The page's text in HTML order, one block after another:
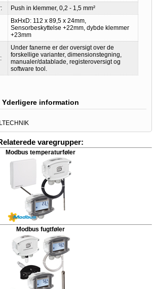
Push in klemmer, 0,2 - 1,5 mm²
BxHxD: 112 x 89,5 x 24mm,
Sensorbeskyttelse +22mm, dybde klemmer
+23mm
Under fanerne er der oversigt over de
forskellige varianter, dimensionstegning,
manualer/datablade, registeroversigt og
software tool.
Yderligere information
varegrupper:
Modbus temperaturføler
Modbus fugtføler